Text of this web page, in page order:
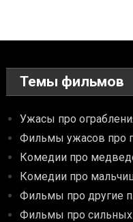
Темы фильмов
Ужасы про
Фильмы ужасов про
Комедии про
Комедии про
Фильмы про другие
Фильмы про